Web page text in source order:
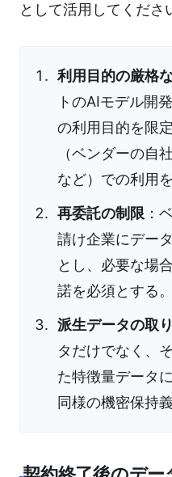
として活用してくださ
利用目的の厳格
トのAIモデル開
の利用目的を限
（ベンダーの自
など）での利用
再委託の制限 ：
請け企業にデー
とし、必要な場
諾を必須とする。
派生データの取
タだけでなく、
た特徴量データ
同様の機密保持